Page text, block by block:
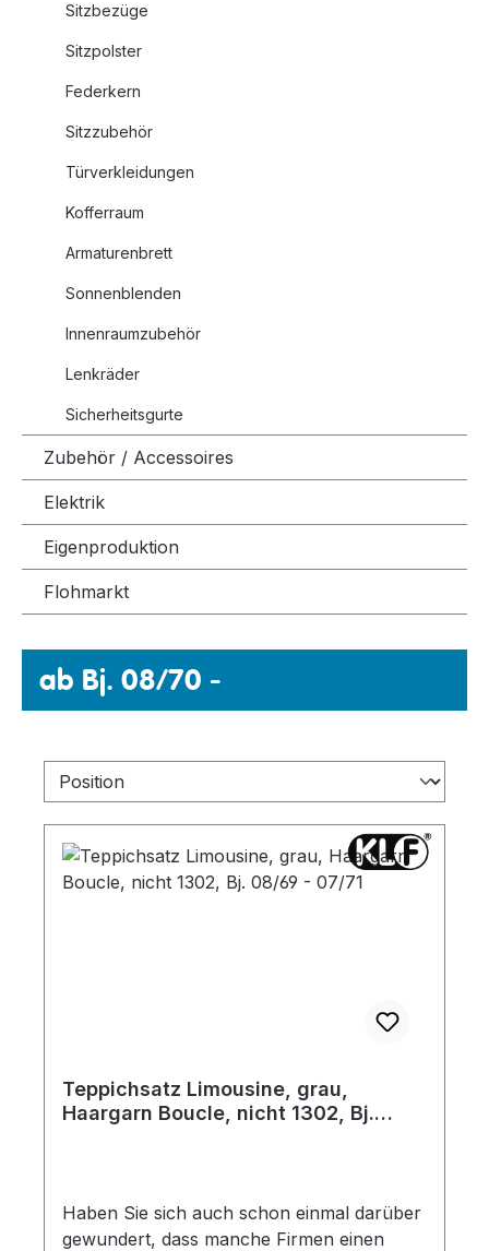
Sitzbezüge
Sitzpolster
Federkern
Sitzzubehör
Türverkleidungen
Kofferraum
Armaturenbrett
Sonnenblenden
Innenraumzubehör
Lenkräder
Sicherheitsgurte
Zubehör / Accessoires
Elektrik
Eigenproduktion
Flohmarkt
ab Bj. 08/70 -
Teppichsatz Limousine, grau,
Haargarn Boucle, nicht 1302, Bj.
Haben Sie sich auch schon einmal darüber
gewundert, dass manche Firmen einen